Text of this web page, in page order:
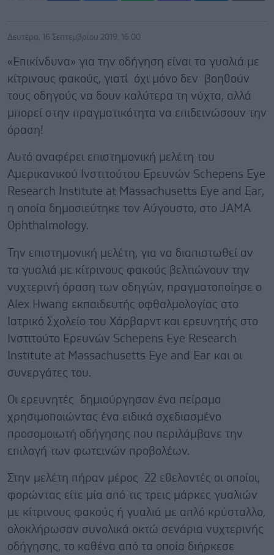
Δευτέρα, 16 Σεπτεμβρίου 2019, 16:00
«Επικίνδυνα» για την οδήγηση είναι τα γυαλιά με
κίτρινους φακούς, γιατί όχι μόνο δεν βοηθούν
τους οδηγούς να δουν καλύτερα τη νύχτα, αλλά
μπορεί στην πραγματικότητα να επιδεινώσουν την
όραση!
Αυτό αναφέρει επιστημονική μελέτη του
Αμερικανικού Ινστιτούτου Ερευνών Schepens Eye
Research Institute at Massachusetts Eye and Ear,
η οποία δημοσιεύτηκε τον Αύγουστο, στο JAMA
Ophthalmology.
Την επιστημονική μελέτη, για να διαπιστωθεί αν
τα γυαλιά με κίτρινους φακούς βελτιώνουν την
νυχτερινή όραση των οδηγών, πραγματοποίησε ο
Alex Hwang εκπαιδευτής οφθαλμολογίας στο
Ιατρικό Σχολείο του Χάρβαρντ και ερευνητής στο
Ινστιτούτο Ερευνών Schepens Eye Research
Institute at Massachusetts Eye and Ear και οι
συνεργάτες του.
Οι ερευνητές δημιούργησαν ένα πείραμα
χρησιμοποιώντας ένα ειδικά σχεδιασμένο
προσομοιωτή οδήγησης που περιλάμβανε την
επιλογή των φωτεινών προβολέων.
Στην μελέτη πήραν μέρος 22 εθελοντές οι οποίοι,
φορώντας είτε μία από τις τρεις μάρκες γυαλιών
με κίτρινους φακούς ή γυαλιά με απλό κρύσταλλο,
ολοκλήρωσαν συνολικά οκτώ σενάρια νυχτερινής
οδήγησης, το καθένα από τα οποία διήρκεσε